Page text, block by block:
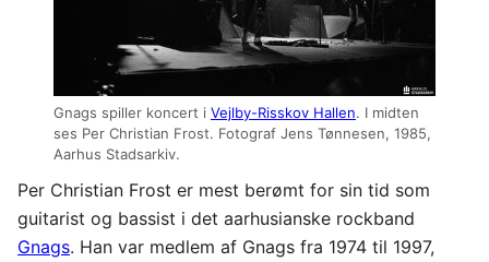
Gnags spiller koncert i Vejlby-Risskov Hallen. I midten
ses Per Christian Frost. Fotograf Jens Tønnesen, 1985,
Aarhus Stadsarkiv.
Per Christian Frost er mest berømt for sin tid som
guitarist og bassist i det aarhusianske rockband
Gnags. Han var medlem af Gnags fra 1974 til 1997,